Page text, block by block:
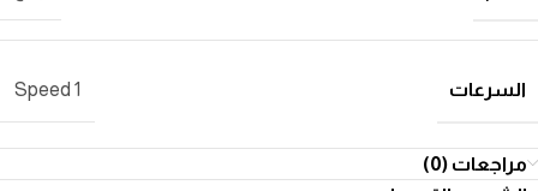
السرعات 1 Speed
مراجعات (0)